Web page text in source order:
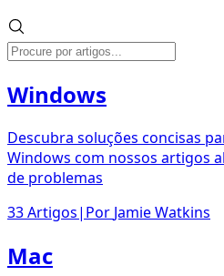
Windows
Descubra soluções concisas
Windows com nossos artigos
de problemas
33 Artigos| Por Jamie Watkins
Mac